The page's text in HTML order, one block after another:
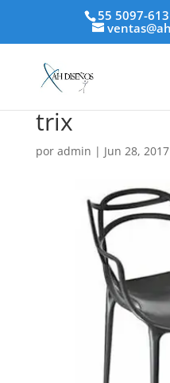
55 5097-
trix
por admin | Jun 28, 2017